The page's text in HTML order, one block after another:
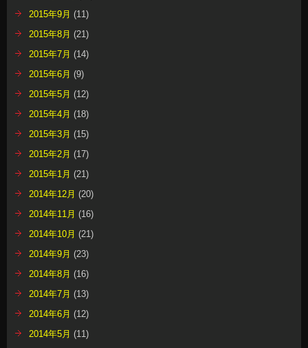
2015年9月 (11)
2015年8月 (21)
2015年7月 (14)
2015年6月 (9)
2015年5月 (12)
2015年4月 (18)
2015年3月 (15)
2015年2月 (17)
2015年1月 (21)
2014年12月 (20)
2014年11月 (16)
2014年10月 (21)
2014年9月 (23)
2014年8月 (16)
2014年7月 (13)
2014年6月 (12)
2014年5月 (11)